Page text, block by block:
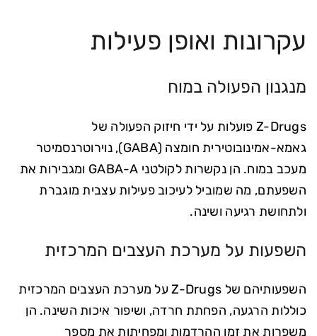
עקרונות ואופן פעילות
מנגנון הפעולה במוח
Z-Drugs פועלות על ידי חיזוק הפעולה של
גאמא-אמינובוטירית חומצה (GABA), נוירוטרנסמיטר
מעכב במוח. הן נקשרות לקולטני GABA-A ומגבירות את
השפעתם, מה שמוביל לעיכוב פעילות עצבית מוגברת
ולתחושת רגיעה ושינה.
השפעות על מערכת העצבים המרכזית
השפעותיהם של Z-Drugs על מערכת העצבים המרכזית
כוללות הרגעה, הפחתת חרדה, ושיפור איכות השינה. הן
משפרות את זמן ההרדמות ומפחיתות את מספר